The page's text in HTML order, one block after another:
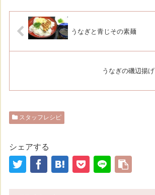
うなぎと青じその素麺
うなぎの磯辺揚げ
スタッフレシピ
シェアする